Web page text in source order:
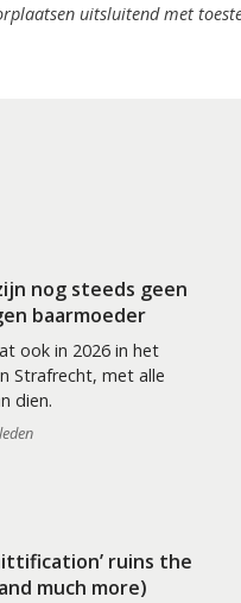
uitsluitend met
nog steeds geen
baarmoeder
ook in 2026 in het
Strafrecht, met alle
dien.
ruins the
much more)